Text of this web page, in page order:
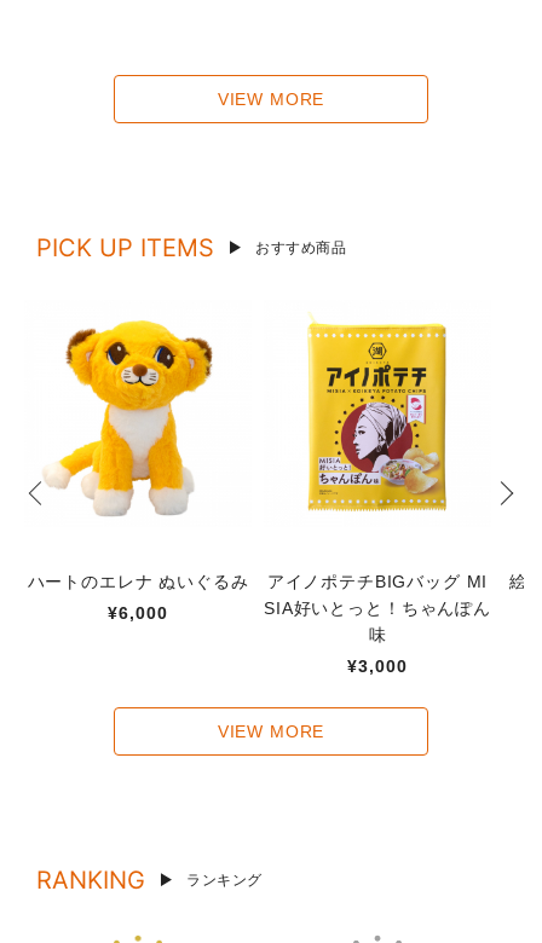
VIEW MORE
PICK UP ITEMS おすすめ商品
ハートのエレナ ぬいぐるみ
¥6,000
アイノポテチBIGバッグ MI
SIA好いとっと！ちゃんぽん
味
¥3,000
絵
VIEW MORE
RANKING ランキング